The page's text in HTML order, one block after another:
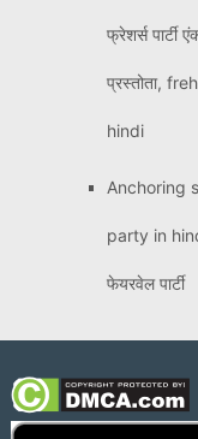
फ्रेशर्स पार्टी
प्रस्तोता,
hindi
Anchoring
party in
फेयरवेल पार्टी